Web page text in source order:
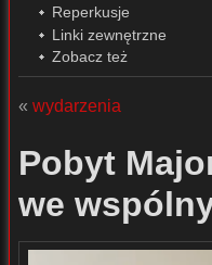
Reperkusje
Linki zewnętrzne
Zobacz też
« wydarzenia
Pobyt
we